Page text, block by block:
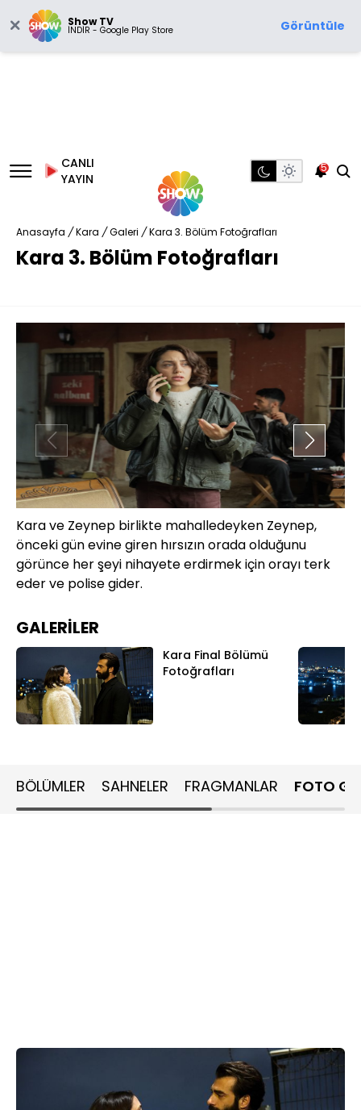
Show TV
İNDİR - Google Play Store Görüntüle
CANLI
YAYIN
5
Anasayfa / Kara / Galeri / Kara 3. Bölüm Fotoğrafları
Kara 3. Bölüm Fotoğrafları
Kara ve Zeynep birlikte mahalledeyken Zeynep,
önceki gün evine giren hırsızın orada olduğunu
görünce her şeyi nihayete erdirmek için orayı terk
eder ve polise gider.
GALERİLER
Kara Final Bölümü
Fotoğrafları
BÖLÜMLER SAHNELER FRAGMANLAR FOTO